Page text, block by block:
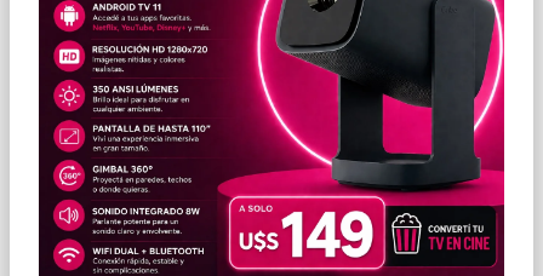
Inicio ALMACENAMIENTO DISCOS SSD